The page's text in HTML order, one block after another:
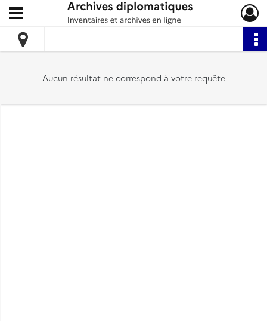
Archives diplomatiques
Ouvrir le menu déroulant
Aucun résultat ne correspond à votre requête